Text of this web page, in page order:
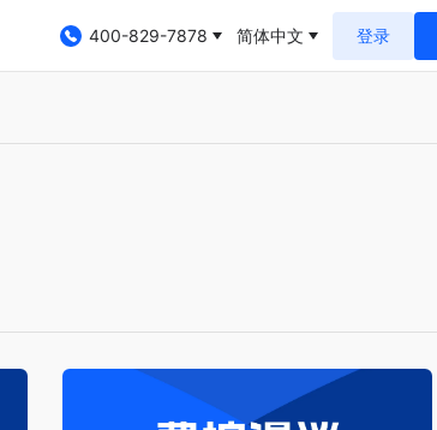
400-829-7878 简体中文 登录